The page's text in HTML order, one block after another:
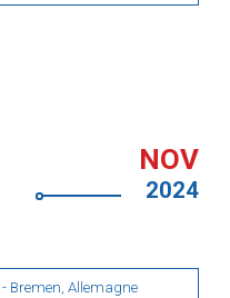
NOV
2024
- Bremen, Allemagne